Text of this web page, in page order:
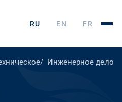
RU EN FR
Инженерное дело,